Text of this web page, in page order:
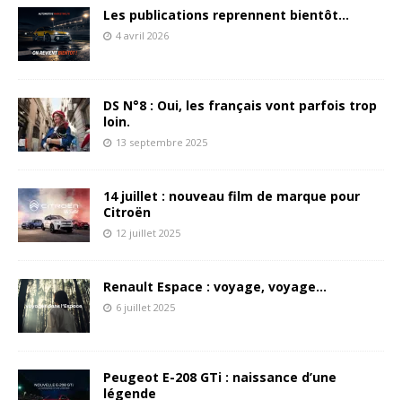
Les publications reprennent bientôt…
4 avril 2026
DS N°8 : Oui, les français vont parfois trop
loin.
13 septembre 2025
14 juillet : nouveau film de marque pour
Citroën
12 juillet 2025
Renault Espace : voyage, voyage…
6 juillet 2025
Peugeot E-208 GTi : naissance d’une
légende